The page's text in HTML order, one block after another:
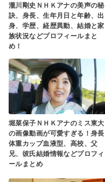
瀧川剛史ＮＨＫアナの美声の秘
訣、身長、生年月日と年齢、出
身、学歴、経歴異動、結婚と家
族状況などプロフィールまと
め！
堀菜保子ＮＨＫアナのミス東大
の画像動画が可愛すぎる！身長
体重カップ血液型、高校、父
兄、彼氏結婚情報などプロフィ
ールまとめ